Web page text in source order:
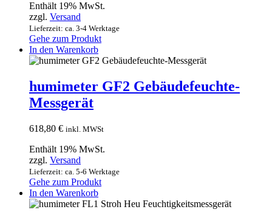
Enthält 19% MwSt.
zzgl. Versand
Lieferzeit: ca. 3-4 Werktage
Gehe zum Produkt
In den Warenkorb
humimeter GF2 Gebäudefeuchte-
Messgerät
618,80 € inkl. MWSt
Enthält 19% MwSt.
zzgl. Versand
Lieferzeit: ca. 5-6 Werktage
Gehe zum Produkt
In den Warenkorb